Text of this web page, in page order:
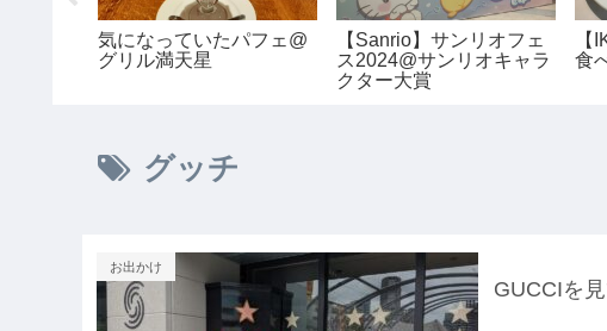
シミ対策！オススメ美白
美容液@ELIXIR
悟空のきもちと仙豆のち
から@ヘッドスパ
【
屋
グッチ
お出かけ
GUCCIを